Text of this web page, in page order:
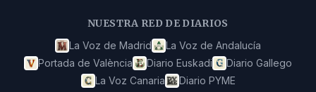
NUESTRA RED DE DIARIOS
La Voz de Madrid
La Voz de Andalucía
Portada de València
Diario Euskadi
Diario Gallego
La Voz Canaria
Diario PYME